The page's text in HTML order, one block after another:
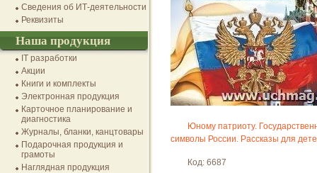
Юному патриоту.
символы России. Рассказы для
Код: 6687
Сведения об ИТ-деятельности
Реквизиты
Наша продукция
IT разработки
Акции
Книги и комплекты
Электронная продукция
Карточное планирование и
диагностика
Журналы, бланки, канцтовары
Подарочная продукция и
грамоты
Наглядная продукция